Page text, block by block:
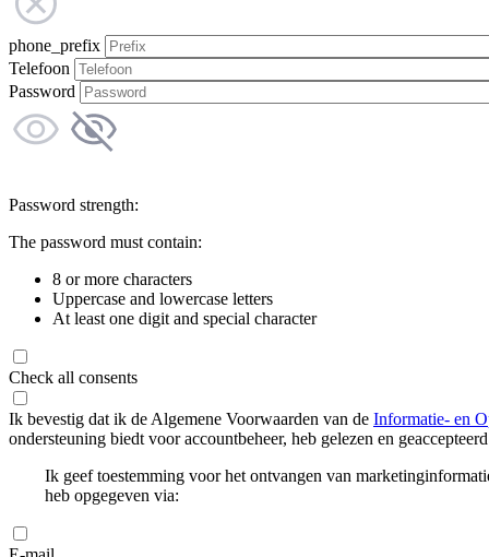
phone_prefix
Telefoon
Password
Password strength:
The password must contain:
8 or more characters
Uppercase and lowercase letters
At least one digit and special character
Check all consents
Ik bevestig dat ik de Algemene Voorwaarden van de Informatie- en
ondersteuning biedt voor accountbeheer, heb gelezen en
Ik geef toestemming voor het ontvangen van
heb opgegeven via: